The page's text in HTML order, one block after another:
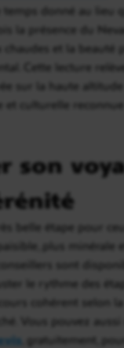
temps donné au lieu
la présence du
chaudes et la beauté
Cette lecture
sur la haute
et culturelle reconnue
son
belle étape pour
plus minérale
sont
le rythme des
cohérent selon
Vous pouvez
, gratuitement,